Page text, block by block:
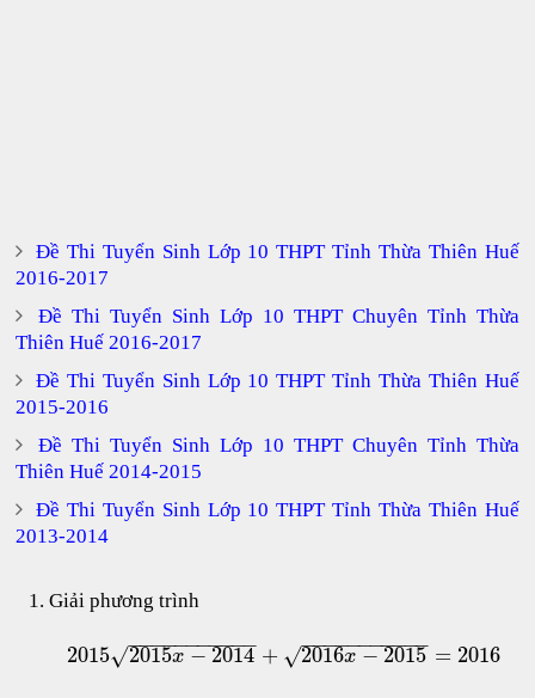
Đề Thi Tuyển Sinh Lớp 10 THPT Tỉnh Thừa Thiên Huế
2016-2017
Đề Thi Tuyển Sinh Lớp 10 THPT Chuyên Tỉnh Thừa
Thiên Huế 2016-2017
Đề Thi Tuyển Sinh Lớp 10 THPT Tỉnh Thừa Thiên Huế
2015-2016
Đề Thi Tuyển Sinh Lớp 10 THPT Chuyên Tỉnh Thừa
Thiên Huế 2014-2015
Đề Thi Tuyển Sinh Lớp 10 THPT Tỉnh Thừa Thiên Huế
2013-2014
Giải phương trình
2015 2015x −2014
− −
−−−−−−−−−
√ + 2016x −2015
− −
−−−−−−−−−
√ = 2016